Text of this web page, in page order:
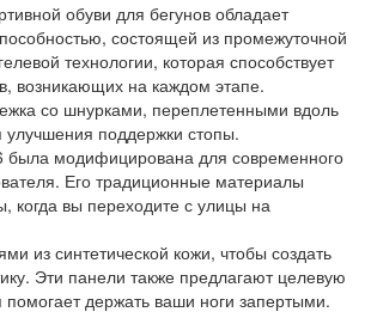
обуви для бегунов обладает
состоящей из промежуточной
технологии, которая способствует
возникающих на каждом этапе.
со шнурками, переплетенными вдоль
поддержки стопы.
была модифицирована для современного
Его традиционные материалы
когда вы переходите с улицы на
из синтетической кожи, чтобы создать
Эти панели также предлагают целевую
помогает держать ваши ноги запертыми.